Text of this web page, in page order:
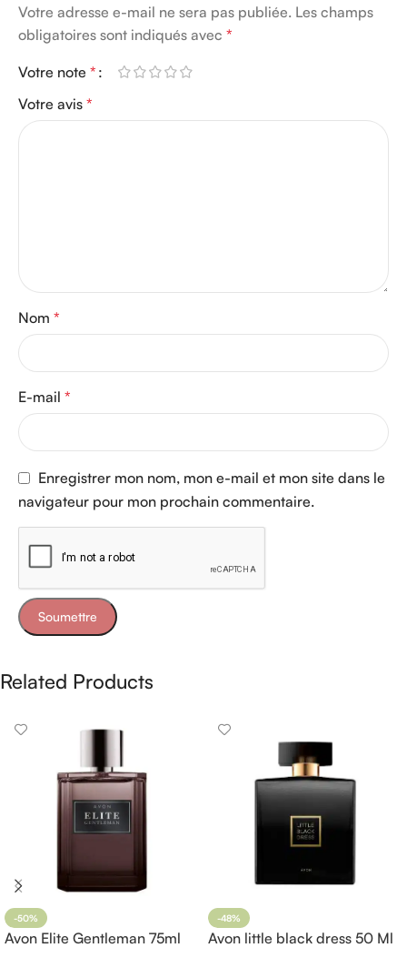
Votre adresse e-mail ne sera pas publiée. Les champs
obligatoires sont indiqués avec *
Votre note *
Votre avis *
Nom *
E-mail *
Enregistrer mon nom, mon e-mail et mon site dans le
navigateur pour mon prochain commentaire.
Related Products
-50%
Avon Elite Gentleman 75ml
-48%
Avon little black dress 50 Ml